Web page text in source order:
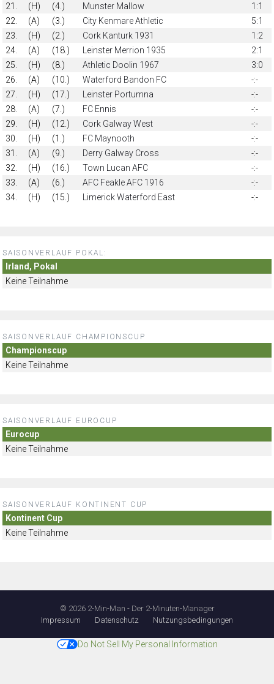
21.
(H) (4.) Munster Mallow
1:1
22.
(A) (3.) City Kenmare Athletic
5:1
23.
(H) (2.) Cork Kanturk 1931
1:2
24.
(A) (18.) Leinster Merrion 1935
2:1
25.
(H) (8.) Athletic Doolin 1967
3:0
26.
(A) (10.) Waterford Bandon FC
-:-
27.
(H) (17.) Leinster Portumna
-:-
28.
(A) (7.) FC Ennis
-:-
29.
(H) (12.) Cork Galway West
-:-
30.
(H) (1.) FC Maynooth
-:-
31.
(A) (9.) Derry Galway Cross
-:-
32.
(H) (16.) Town Lucan AFC
-:-
33.
(A) (6.) AFC Feakle AFC 1916
-:-
34.
(H) (15.) Limerick Waterford East -:-
SAISONVERLAUF POKAL:
Irland, Pokal
Keine Teilnahme
SAISONVERLAUF CHAMPIONSCUP
Championscup
Keine Teilnahme
SAISONVERLAUF EUROCUP
Eurocup
Keine Teilnahme
SAISONVERLAUF KONTINENT CUP
Kontinent Cup
Keine Teilnahme
© 2026 2-Min-Man - Der 2-Minuten-Manager
Impressum
Datenschutz Nutzungsbedingungen
Do Not Sell My Personal Information